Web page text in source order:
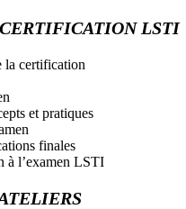
LSTI
la certification
et pratiques
finales
à l’examen LSTI